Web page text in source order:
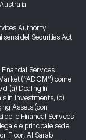
Authority
sensi del Securities Act
Services
(“ADGM”) come
(a) Dealing in
in Investments, (c)
Assets (con
delle Financial Services
e principale sede
Floor, Al Sarab